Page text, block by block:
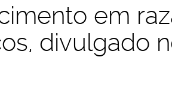
em
divulgado